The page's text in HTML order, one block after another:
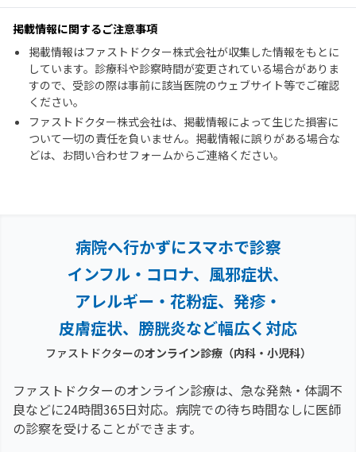
掲載情報に関するご注意事項
掲載情報はファストドクター株式会社が収集した情報をもとに
しています。診療科や診察時間が変更されている場合がありま
すので、受診の際は事前に該当医院のウェブサイト等でご確認
ください。
ファストドクター株式会社は、掲載情報によって生じた損害に
ついて一切の責任を負いません。掲載情報に誤りがある場合な
どは、お問い合わせフォームからご連絡ください。
病院へ行かずにスマホで診察
インフル・コロナ、風邪症状、
アレルギー・花粉症、 発疹・
皮膚症状、膀胱炎など幅広く対応
ファストドクターのオンライン診療（内科・小児科）
ファストドクターのオンライン診療は、急な発熱・体調不
良などに24時間365日対応。 病院での待ち時間なしに医師
の診察を受けることができます。